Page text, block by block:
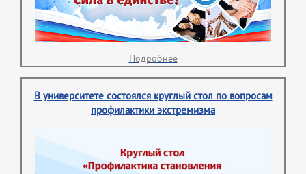
Подробнее
В университете состоялся круглый стол по вопросам
профилактики экстремизма